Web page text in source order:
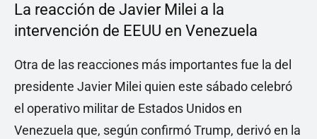
La reacción de Javier Milei a la
intervención de EEUU en Venezuela
Otra de las reacciones más importantes fue la del
presidente Javier Milei quien este sábado celebró
el operativo militar de Estados Unidos en
Venezuela que, según confirmó Trump, derivó en la